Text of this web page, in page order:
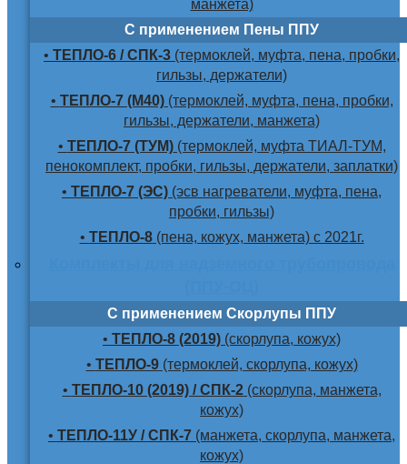
манжета)
С применением Пены ППУ
• ТЕПЛО-6 / СПК-3 (термоклей, муфта, пена, пробки,
гильзы, держатели)
• ТЕПЛО-7 (М40)(термоклей, муфта, пена, пробки,
гильзы, держатели, манжета)
• ТЕПЛО-7 (ТУМ)(термоклей, муфта ТИАЛ-ТУМ,
пенокомплект, пробки, гильзы, держатели, заплатки)
• ТЕПЛО-7 (ЭС) (эсв нагреватели, муфта, пена,
пробки, гильзы)
• ТЕПЛО-8(пена, кожух, манжета) с 2021г.
С применением Скорлупы ППУ
• ТЕПЛО-8 (2019) (скорлупа, кожух)
• ТЕПЛО-9(термоклей, скорлупа, кожух)
• ТЕПЛО-10 (2019) / СПК-2(скорлупа, манжета,
кожух)
• ТЕПЛО-11У / СПК-7 (манжета, скорлупа, манжета,
кожух)